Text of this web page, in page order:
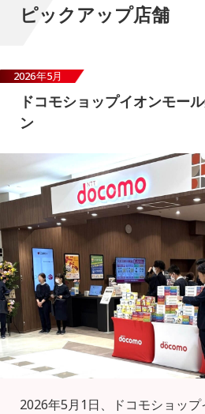
ピックアップ店舗
2026年5月
ドコモショップイオンモー
ン
2026年5月1日、ドコモショッ